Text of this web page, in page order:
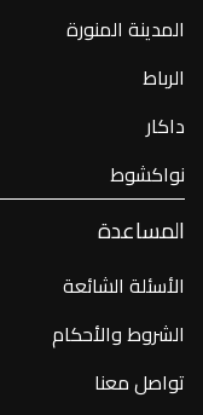
المدينة المنورة
الرباط
داكار
نواكشوط
المساعدة
الأسئلة الشائعة
الشروط والأحكام
تواصل معنا